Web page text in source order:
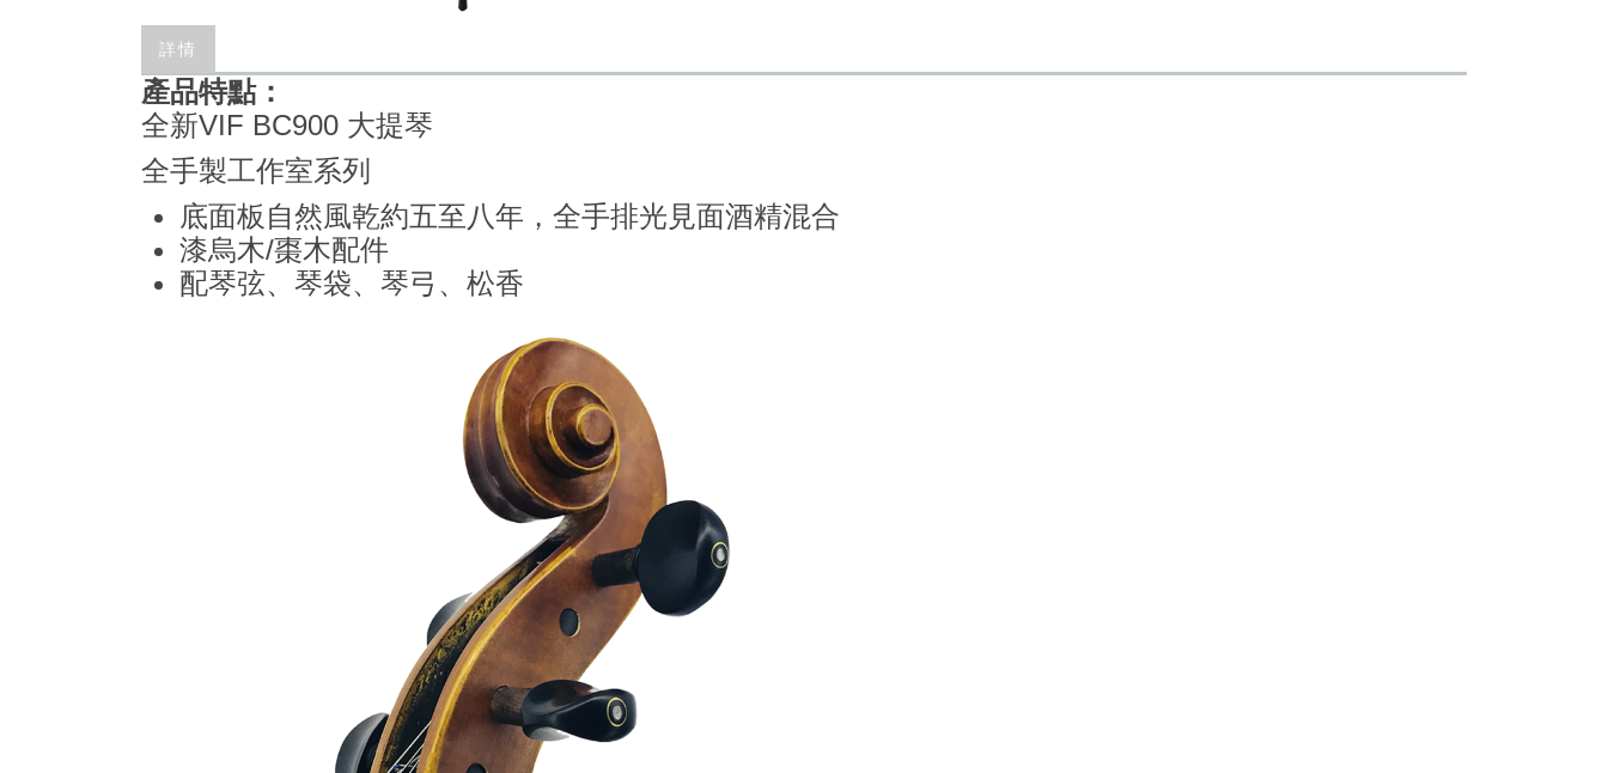
詳情
產品特點：
全新VIF BC900 大提琴
全手製工作室系列
底面板自然風乾約五至八年，全手排光見面酒精混合
漆烏木/棗木配件
配琴弦、琴袋、琴弓、松香